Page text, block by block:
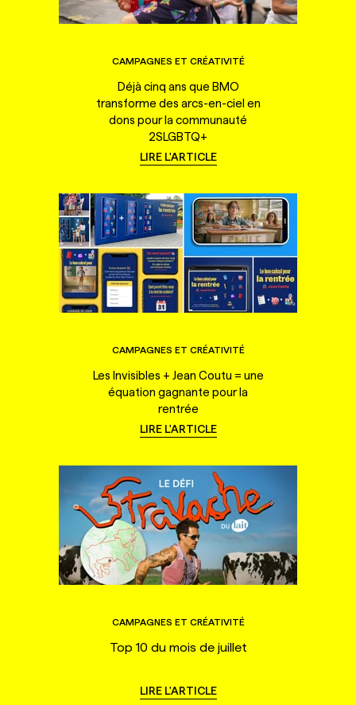
CAMPAGNES ET CRÉATIVITÉ
Déjà cinq ans que BMO
transforme des arcs-en-ciel en
dons pour la communauté
2SLGBTQ+
LIRE L'ARTICLE
CAMPAGNES ET CRÉATIVITÉ
Les Invisibles + Jean Coutu = une
équation gagnante pour la
rentrée
LIRE L'ARTICLE
CAMPAGNES ET CRÉATIVITÉ
Top 10 du mois de juillet
LIRE L'ARTICLE